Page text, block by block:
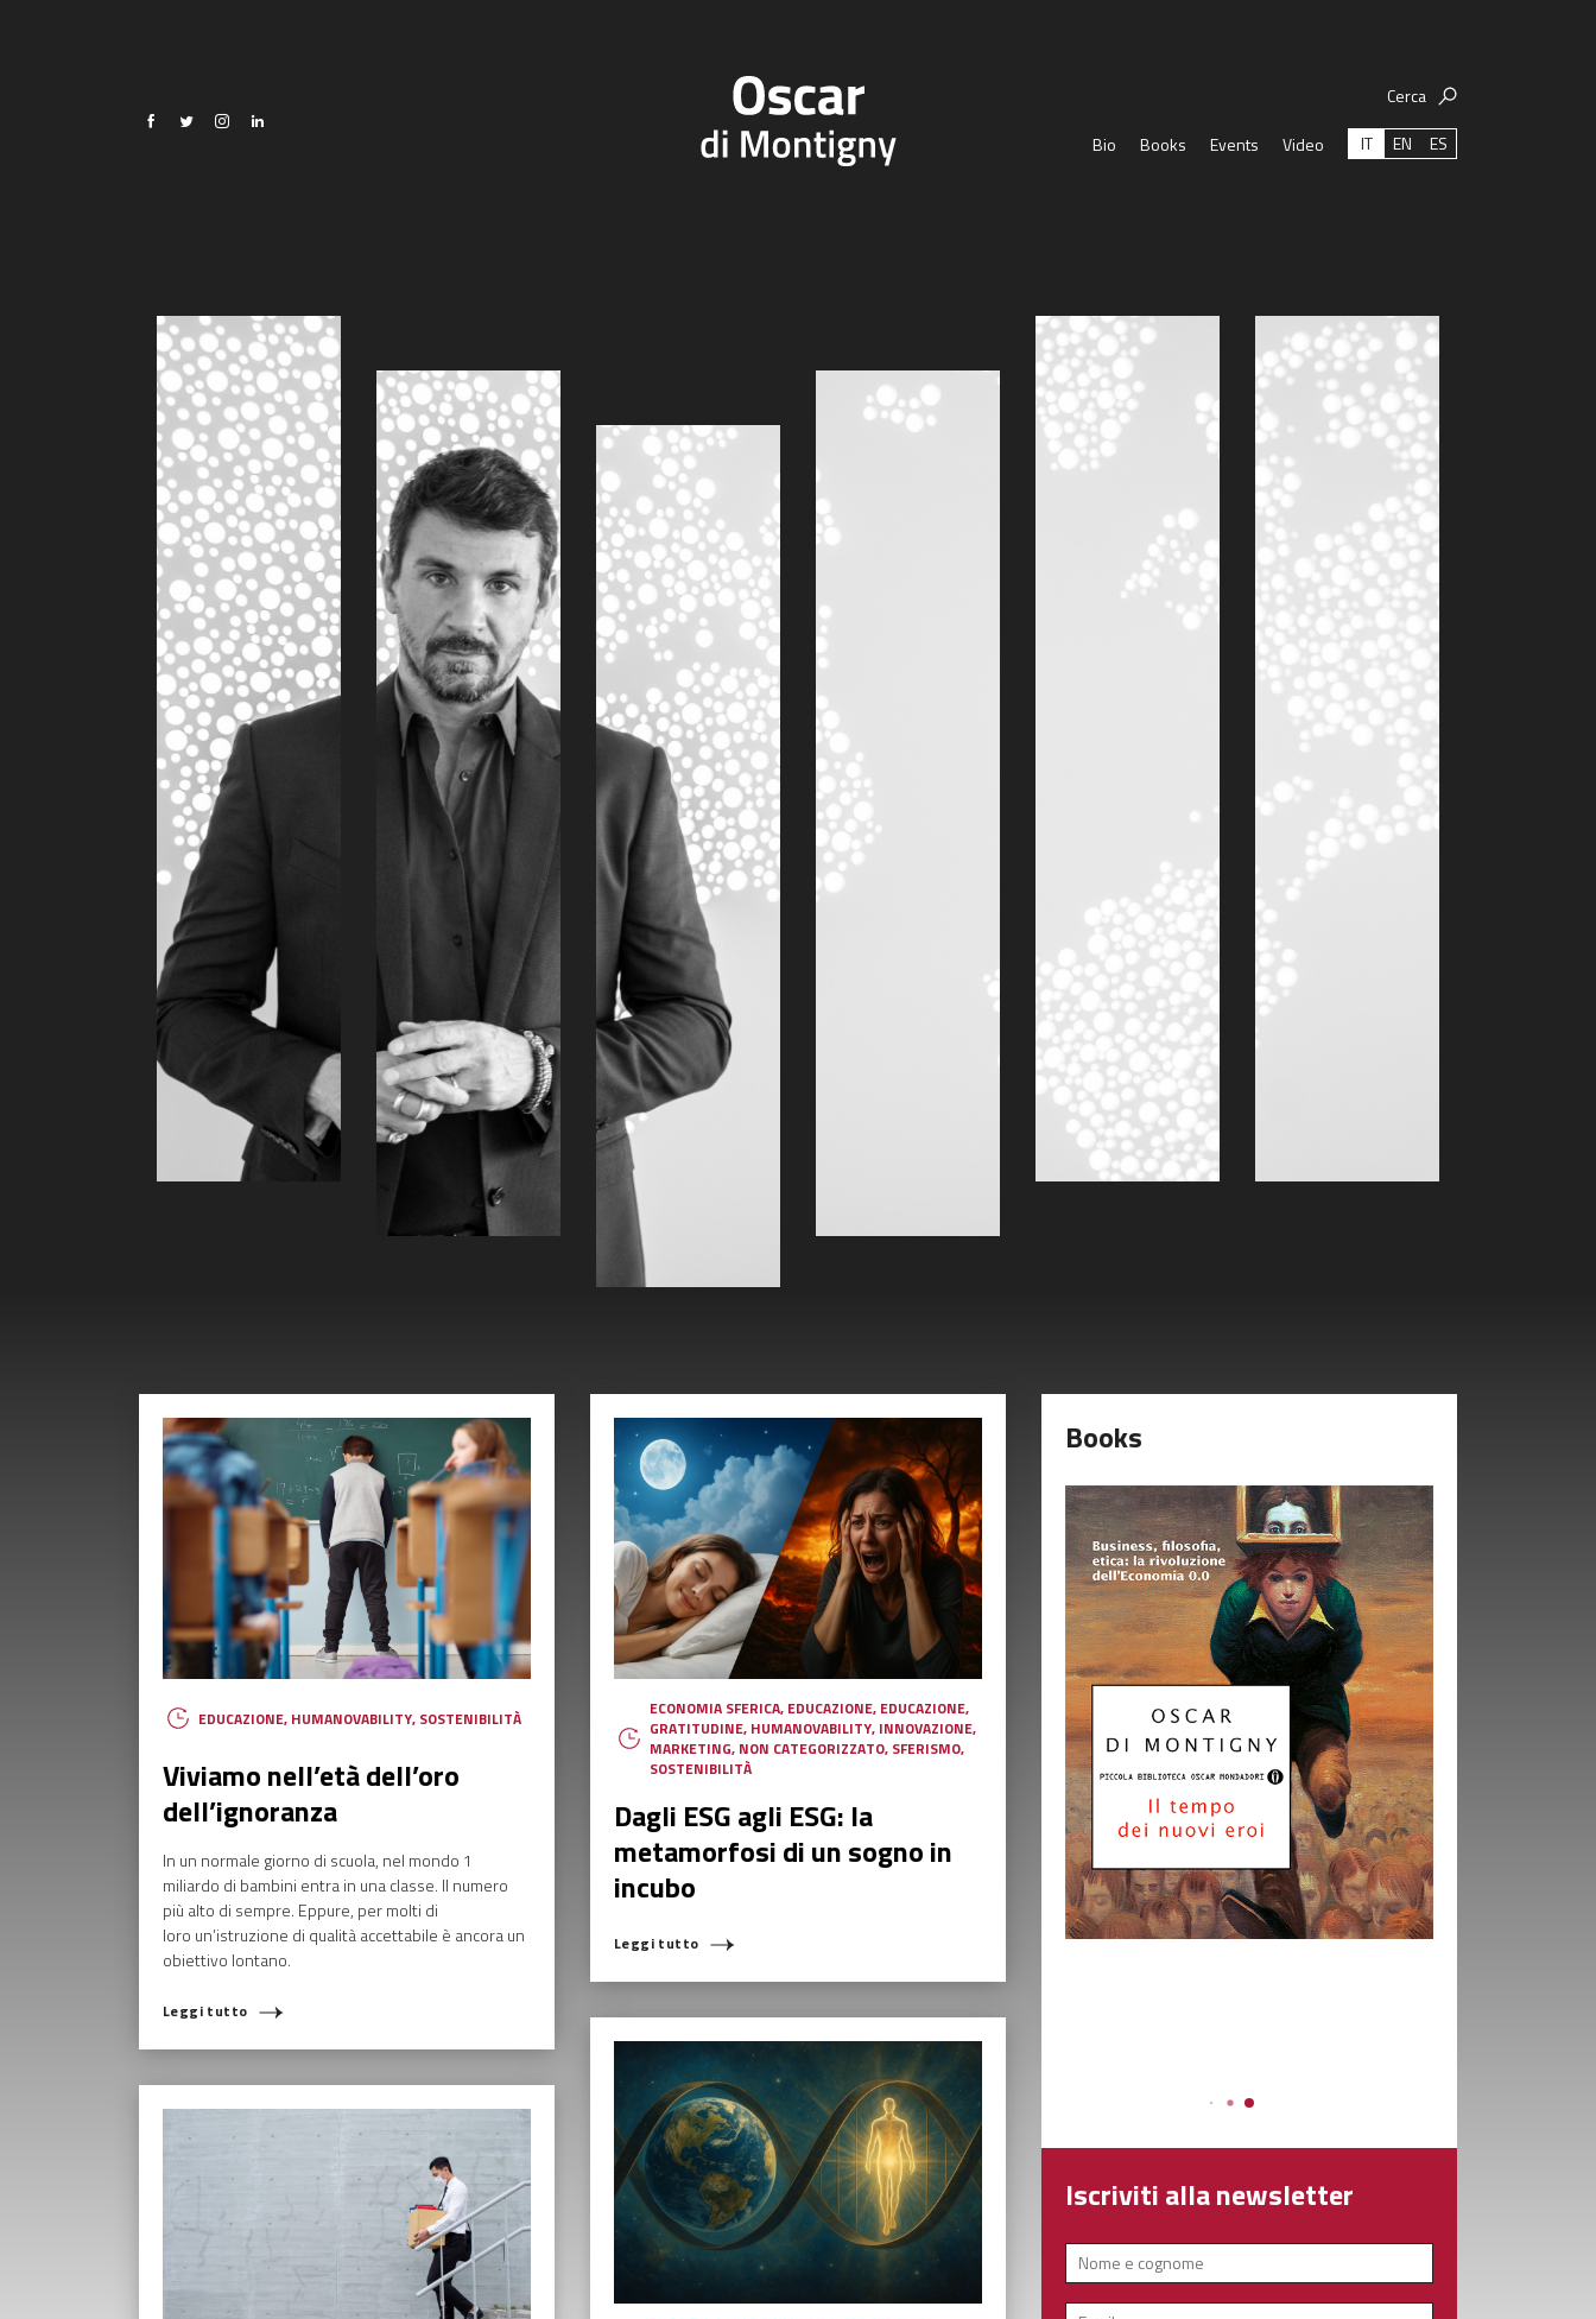
IT EN ES
EDUCAZIONE, HUMANOVABILITY, SOSTENIBILITÀ
Viviamo nell’età dell’oro
dell’ignoranza
In un normale giorno di scuola, nel mondo 1
miliardo di bambini entra in una classe. Il numero
più alto di sempre. Eppure, per molti di
loro un’istruzione di qualità accettabile è ancora un
obiettivo lontano.
Leggi tutto
ECONOMIA SFERICA, EDUCAZIONE, EDUCAZIONE,
GRATITUDINE, HUMANOVABILITY, INNOVAZIONE,
MARKETING, NON CATEGORIZZATO, SFERISMO,
SOSTENIBILITÀ
Dagli ESG agli ESG: la
metamorfosi di un sogno in
incubo
Leggi tutto
Books
Iscriviti alla newsletter